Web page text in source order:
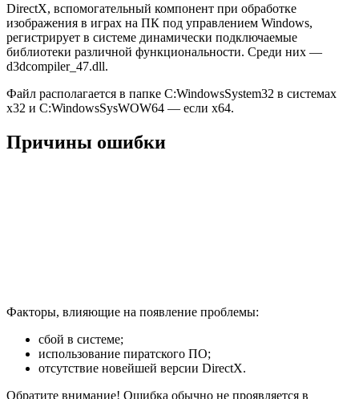
DirectX, вспомогательный компонент при обработке
изображения в играх на ПК под управлением Windows,
регистрирует в системе динамически подключаемые
библиотеки различной функциональности. Среди них —
d3dcompiler_47.dll.
Файл располагается в папке C:WindowsSystem32 в системах
x32 и C:WindowsSysWOW64 — если x64.
Причины ошибки
Факторы, влияющие на появление проблемы:
сбой в системе;
использование пиратского ПО;
отсутствие новейшей версии DirectX.
Обратите внимание! Ошибка обычно не проявляется в